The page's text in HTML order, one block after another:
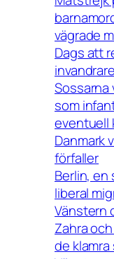
vägrade
Dags att
Sossarna
som
eventuell
Danmark
förfaller
Berlin, en
liberal
Vänstern
Zahra
de klamra